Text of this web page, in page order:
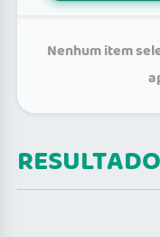
Nenhum item